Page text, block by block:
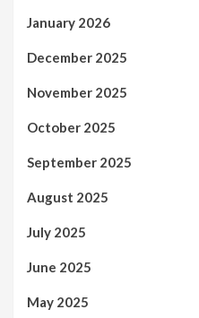
January 2026
December 2025
November 2025
October 2025
September 2025
August 2025
July 2025
June 2025
May 2025